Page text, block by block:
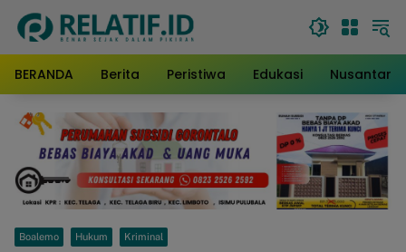
konten
BERANDA Berita Peristiwa Edukasi Nusantara
Boalemo Hukum Kriminal